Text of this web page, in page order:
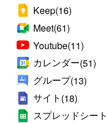
Keep(16)
Meet(61)
Youtube(11)
カレンダー(51)
グループ(13)
サイト (18)
スプレッドシート